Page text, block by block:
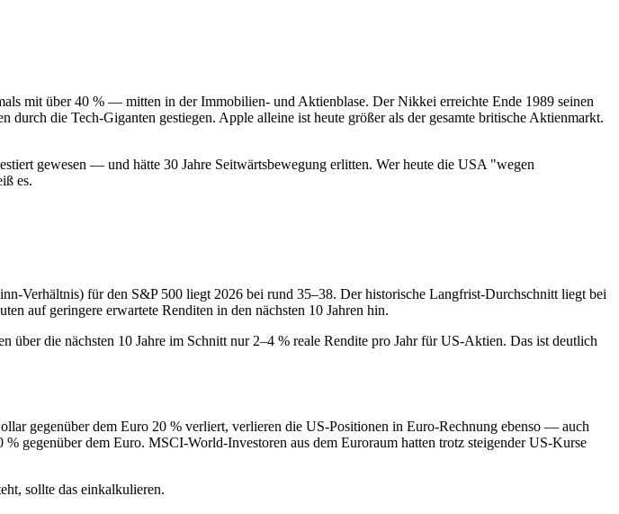
mit über 40 % — mitten in der Immobilien- und Aktienblase. Der Nikkei erreichte Ende 1989 seinen
die Tech-Giganten gestiegen. Apple alleine ist heute größer als der gesamte britische Aktienmarkt.
gewesen — und hätte 30 Jahre Seitwärtsbewegung erlitten. Wer heute die USA "wegen
es.
Verhältnis) für den S&P 500 liegt 2026 bei rund 35–38. Der historische Langfrist-Durchschnitt liegt bei
auf geringere erwartete Renditen in den nächsten 10 Jahren hin.
die nächsten 10 Jahre im Schnitt nur 2–4 % reale Rendite pro Jahr für US-Aktien. Das ist deutlich
gegenüber dem Euro 20 % verliert, verlieren die US-Positionen in Euro-Rechnung ebenso — auch
gegenüber dem Euro. MSCI-World-Investoren aus dem Euroraum hatten trotz steigender US-Kurse
sollte das einkalkulieren.